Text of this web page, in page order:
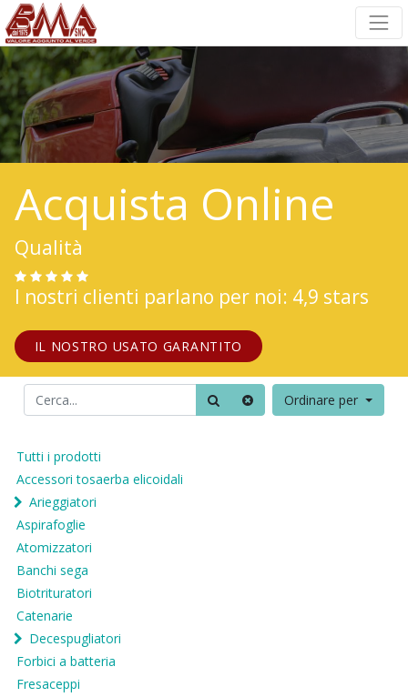
Acquista Online
Qualità
I nostri clienti parlano per noi: 4,9 stars
IL NOSTRO USATO GARANTITO
Ordinare per
Tutti i prodotti
Accessori tosaerba elicoidali
Arieggiatori
Aspirafoglie
Atomizzatori
Banchi sega
Biotrituratori
Catenarie
Decespugliatori
Forbici a batteria
Fresaceppi